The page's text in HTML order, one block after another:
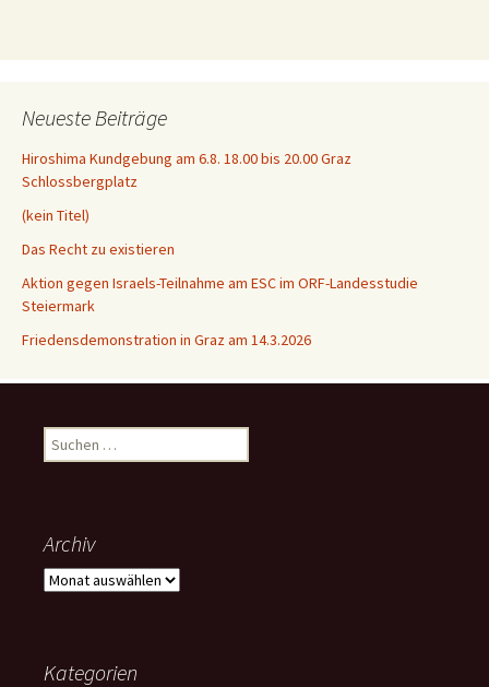
Neueste Beiträge
Hiroshima Kundgebung am 6.8. 18.00 bis 20.00 Graz
Schlossbergplatz
(kein Titel)
Das Recht zu existieren
Aktion gegen Israels-Teilnahme am ESC im ORF-Landesstudie
Steiermark
Friedensdemonstration in Graz am 14.3.2026
Suchen
nach:
Archiv
Archiv
Kategorien